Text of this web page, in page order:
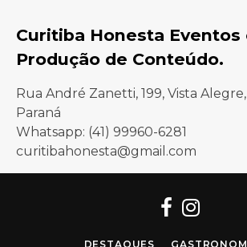
Curitiba Honesta Eventos
Produção de Conteúdo.
Rua André Zanetti, 199, Vista
Paraná
Whatsapp: (41) 99960-6281
curitibahonesta@gmail.com
DESTAQUES